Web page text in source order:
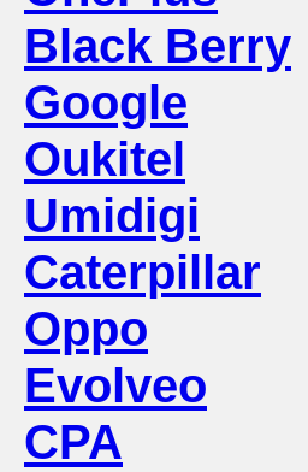
Black Berry
Google
Oukitel
Umidigi
Caterpillar
Oppo
Evolveo
CPA